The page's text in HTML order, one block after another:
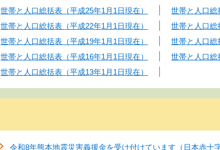
世帯と人口総括表（平成25年1月1日現在）
世帯と人口総
世帯と人口総括表（平成22年1月1日現在）
世帯と人口総
世帯と人口総括表（平成19年1月1日現在）
世帯と人口総
世帯と人口総括表（平成16年1月1日現在）
世帯と人口総
世帯と人口総括表（平成13年1月1日現在）
令和8年熊本地震災害義援金を受け付けています（日本赤十字